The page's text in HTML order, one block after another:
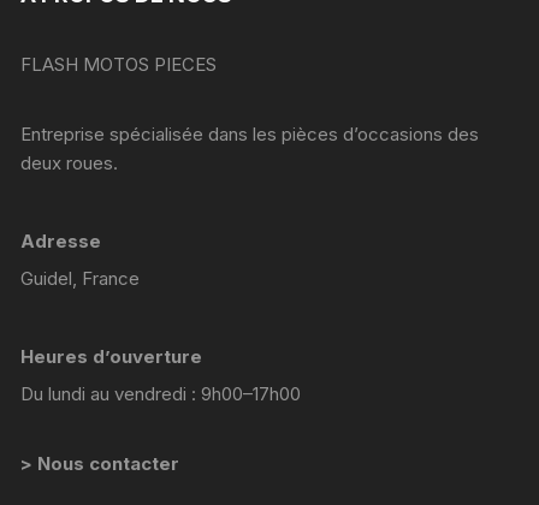
FLASH MOTOS PIECES
Entreprise spécialisée dans les pièces d’occasions des
deux roues.
Adresse
Guidel, France
Heures d’ouverture
Du lundi au vendredi : 9h00–17h00
> Nous contacter